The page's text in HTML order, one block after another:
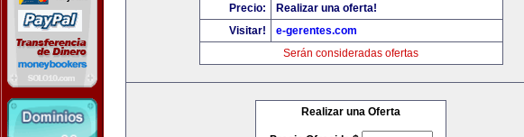
Precio:
Realizar una oferta!
Visitar!
e-gerentes.com
Serán consideradas ofertas
Realizar una Oferta